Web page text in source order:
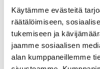
Käytämme evästeitä
räätälöimiseen,
tukemiseen ja
jaamme sosiaalisen
alan kumppaneillemme
2022
2021
2020